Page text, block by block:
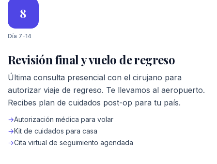
8
Día 7-14
Revisión final y vuelo de regreso
Última consulta presencial con el cirujano para
autorizar viaje de regreso. Te llevamos al aeropuerto.
Recibes plan de cuidados post-op para tu país.
→Autorización médica para volar
→Kit de cuidados para casa
→Cita virtual de seguimiento agendada